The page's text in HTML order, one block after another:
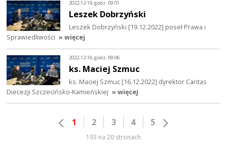
2022-12-19, godz. 09:01
Leszek Dobrzyński
Leszek Dobrzyński [19.12.2022] poseł Prawa i
Sprawiedliwości » więcej
2022-12-16, godz. 09:06
ks. Maciej Szmuc
ks. Maciej Szmuc [16.12.2022] dyrektor Caritas
Diecezji Szczecińsko-Kamieńskiej » więcej
1 2 3 4 5
193 na 20 stronach